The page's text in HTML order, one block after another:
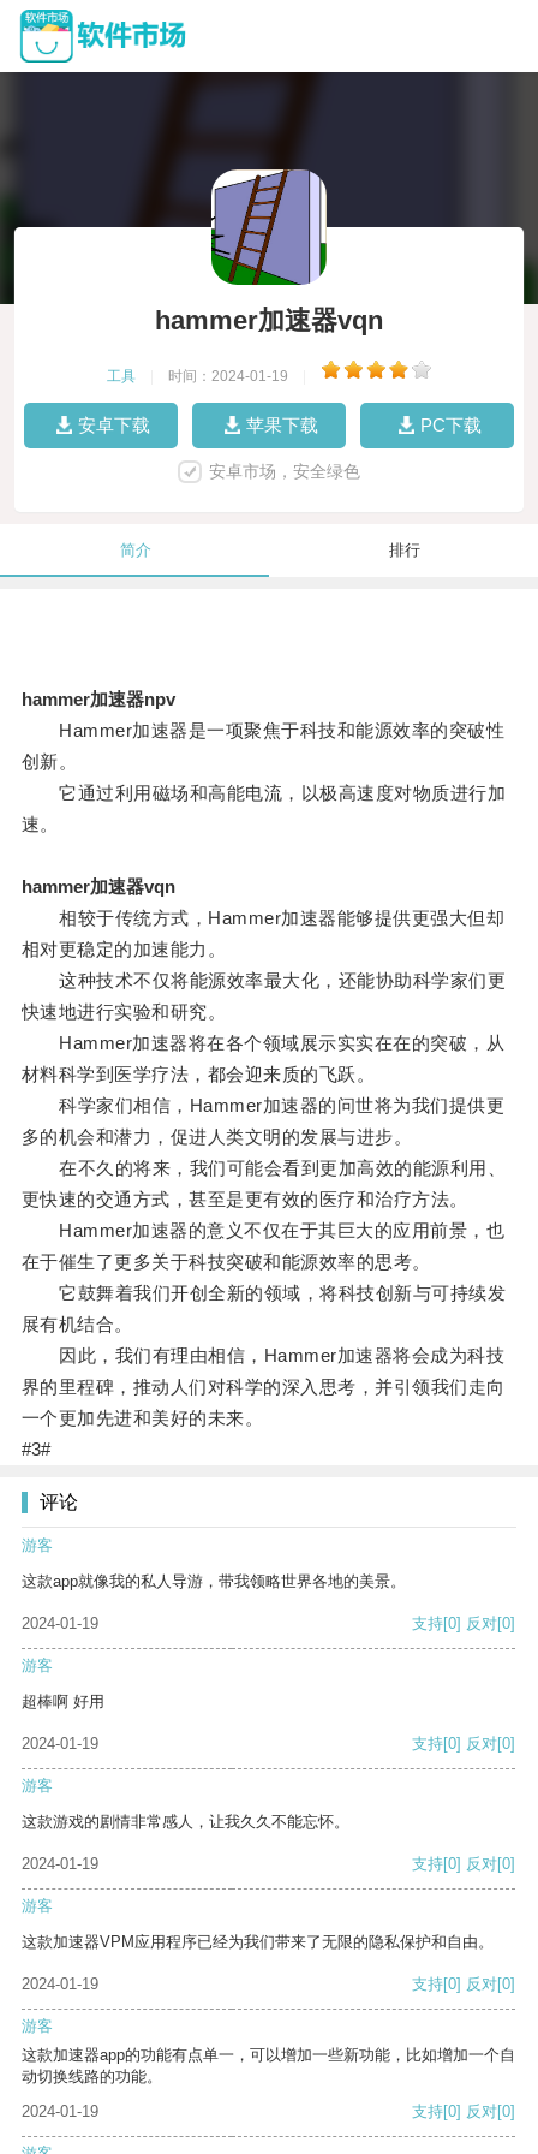
hammer加速器vqn
工具 时间：2024-01-19
安卓下载 苹果下载 PC下载
安卓市场，安全绿色
简介 排行
hammer加速器npv
Hammer加速器是一项聚焦于科技和能源效率的突破性
创新。
它通过利用磁场和高能电流，以极高速度对物质进行加
速。
hammer加速器vqn
相较于传统方式，Hammer加速器能够提供更强大但却
相对更稳定的加速能力。
这种技术不仅将能源效率最大化，还能协助科学家们更
快速地进行实验和研究。
Hammer加速器将在各个领域展示实实在在的突破，从
材料科学到医学疗法，都会迎来质的飞跃。
科学家们相信，Hammer加速器的问世将为我们提供更
多的机会和潜力，促进人类文明的发展与进步。
在不久的将来，我们可能会看到更加高效的能源利用、
更快速的交通方式，甚至是更有效的医疗和治疗方法。
Hammer加速器的意义不仅在于其巨大的应用前景，也
在于催生了更多关于科技突破和能源效率的思考。
它鼓舞着我们开创全新的领域，将科技创新与可持续发
展有机结合。
因此，我们有理由相信，Hammer加速器将会成为科技
界的里程碑，推动人们对科学的深入思考，并引领我们走向
一个更加先进和美好的未来。
#3#
评论
游客
这款app就像我的私人导游，带我领略世界各地的美景。
2024-01-19 支持[0] 反对[0]
游客
超棒啊 好用
2024-01-19 支持[0] 反对[0]
游客
这款游戏的剧情非常感人，让我久久不能忘怀。
2024-01-19 支持[0] 反对[0]
游客
这款加速器VPM应用程序已经为我们带来了无限的隐私保护和自由。
2024-01-19 支持[0] 反对[0]
游客
这款加速器app的功能有点单一，可以增加一些新功能，比如增加一个自
动切换线路的功能。
2024-01-19
支持[0] 反对[0]